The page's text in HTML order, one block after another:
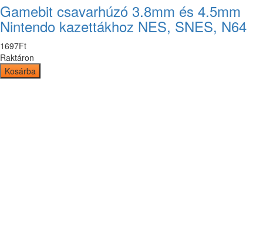
Gamebit csavarhúzó 3.8mm és 4.5mm
Nintendo kazettákhoz NES, SNES, N64
1697Ft
Raktáron
Kosárba